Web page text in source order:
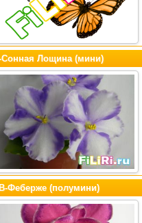
Лощина (мини)
Феберже (полумини)